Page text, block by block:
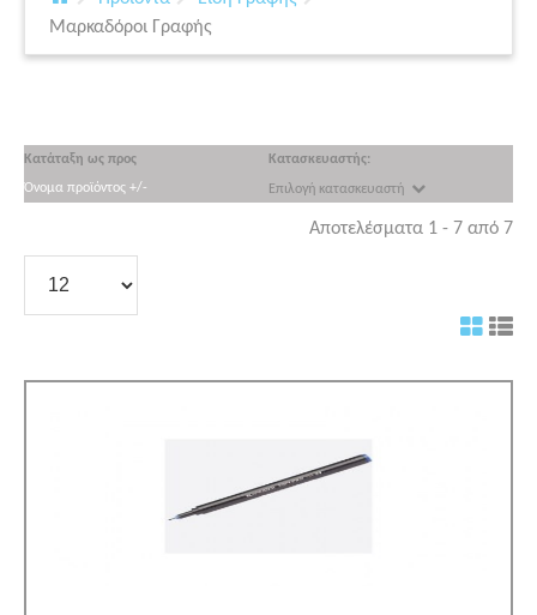
Μαρκαδόροι Γραφής
Κατάταξη ως προς
Όνομα προϊόντος +/-
Κατασκευαστής:
Επιλογή κατασκευαστή
Αποτελέσματα 1 - 7 από 7